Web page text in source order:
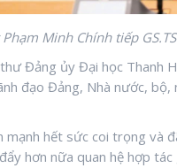
Minh Chính tiếp
thư Đảng ủy Đại học Thanh
đạo Đảng, Nhà nước,
mạnh hết sức coi trọng và
hơn nữa quan hệ hợp